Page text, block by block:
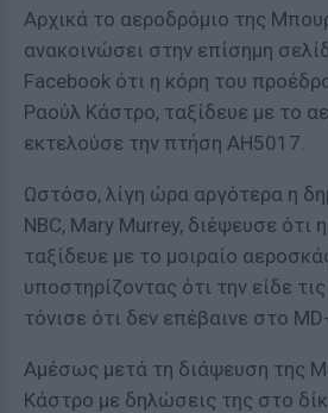
Αρχικά το αεροδρόμιο της
ανακοινώσει στην επίσημη
Facebook ότι η κόρη του
Ραούλ Κάστρο, ταξίδευε με το
εκτελούσε την πτήση AH5017.
Ωστόσο, λίγη ώρα αργότερα η
NBC, Mary Murrey, διέψευσε ότι
ταξίδευε με το μοιραίο
υποστηρίζοντας ότι την είδε
τόνισε ότι δεν επέβαινε στο
Αμέσως μετά τη διάψευση της
Κάστρο με δηλώσεις της στο